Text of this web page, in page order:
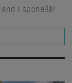
Esponellà!